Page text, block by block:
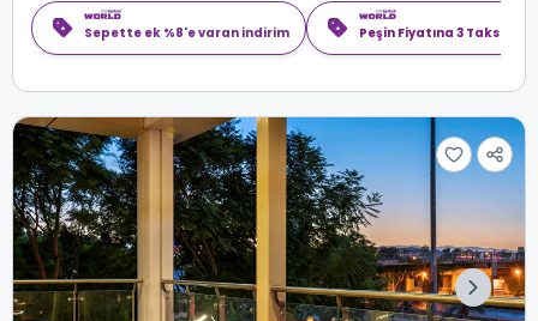
Sepette ek %8'e varan indirim Peşin Fiyatına 3 Taksit